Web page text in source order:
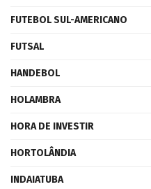
FUTEBOL SUL-AMERICANO
FUTSAL
HANDEBOL
HOLAMBRA
HORA DE INVESTIR
HORTOLÂNDIA
INDAIATUBA